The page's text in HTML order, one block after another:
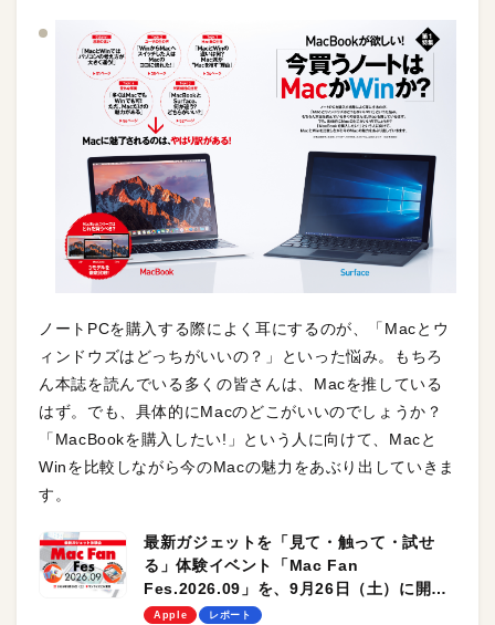
ノートPCを購入する際によく耳にするのが、「Macとウ
ィンドウズはどっちがいいの？」といった悩み。もちろ
ん本誌を読んでいる多くの皆さんは、Macを推している
はず。でも、具体的にMacのどこがいいのでしょうか？
「MacBookを購入したい!」という人に向けて、Macと
Winを比較しながら今のMacの魅力をあぶり出していきま
す。
最新ガジェットを「見て・触って・試せ
る」体験イベント「Mac Fan
Fes.2026.09」を、9月26日（土）に開催
します！
Apple レポート